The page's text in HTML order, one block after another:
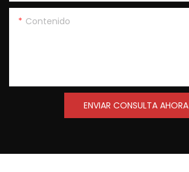
Contenido
ENVIAR CONSULTA AHORA